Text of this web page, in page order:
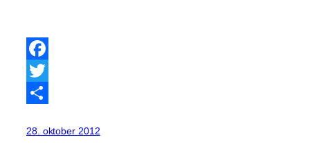
Facebook
Twitter
28. oktober 2012